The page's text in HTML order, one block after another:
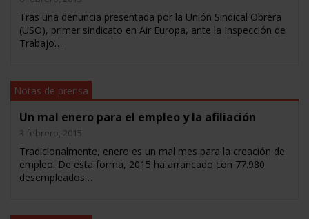
Tras una denuncia presentada por la Unión Sindical Obrera
(USO), primer sindicato en Air Europa, ante la Inspección de
Trabajo…
Notas de prensa
Un mal enero para el empleo y la afiliación
3 febrero, 2015
Tradicionalmente, enero es un mal mes para la creación de
empleo. De esta forma, 2015 ha arrancado con 77.980
desempleados…